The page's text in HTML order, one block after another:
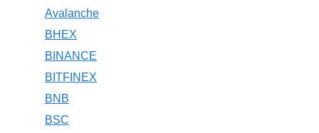
Avalanche
BHEX
BINANCE
BITFINEX
BNB
BSC